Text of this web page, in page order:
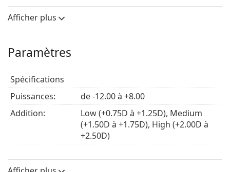
confortables.
perméabilité à l'oxygène, ont une couleur bleu clair
Quels sont les principaux avantages des lentilles de
contact MyDay daily disposable Multifocal ?
Le matériau Smart Silicone, qui représente un
changement décisif par rapport aux matériaux de
lentilles de contact utilisés récemment, a déjà été
employé aux premiers stades de la marque MyDay.
hydrophiles et la manière efficace dont le silicone
Afficher plus
Paramètres
Spécifications
Puissances:
de -12.00 à +8.00
Addition:
Low (+0.75D à +1.25D), Medium
(+1.50D à +1.75D), High (+2.00D à
+2.50D)
Courbure de